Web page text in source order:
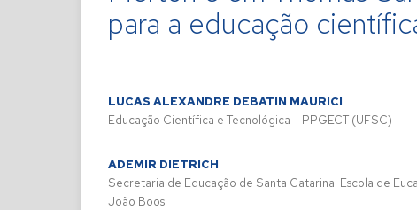
para a educação
LUCAS ALEXANDRE DEBATIN MAURICI
Educação Científica e Tecnológica – PPGECT (UFSC)
ADEMIR DIETRICH
Secretaria de Educação de Santa Catarina. Escola de
João Boos